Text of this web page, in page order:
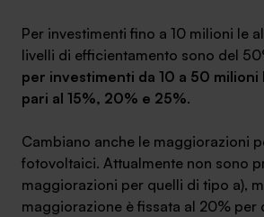
all'Oam n.M336
Per investimenti fino a 10 milioni le
livelli di efficientamento sono del
per investimenti da 10 a 50 milioni
pari al 15%, 20% e 25%.
Cambiano anche le maggiorazioni
fotovoltaici. Attualmente non sono
maggiorazioni per quelli di tipo a),
maggiorazione è fissata al 20% per